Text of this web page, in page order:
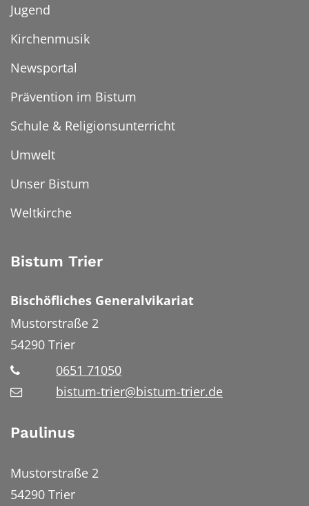
Jugend
Kirchenmusik
Newsportal
Prävention im Bistum
Schule & Religionsunterricht
Umwelt
Unser Bistum
Weltkirche
Bistum Trier
Bischöfliches Generalvikariat
Mustorstraße 2
54290 Trier
0651 71050
bistum-trier@bistum-trier.de
Paulinus
Mustorstraße 2
54290 Trier